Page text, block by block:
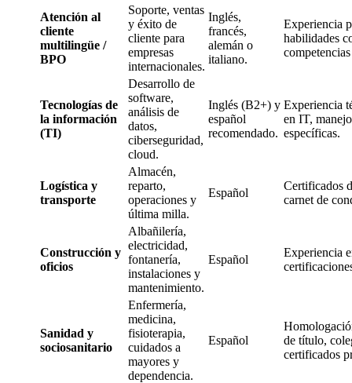
Atención al
cliente
multilingüe /
BPO
Soporte, ventas
y éxito de
cliente para
empresas
internacionales.
Inglés,
francés,
alemán o
italiano.
Experiencia
habilidades
Tecnologías de
la información
(TI)
Desarrollo de
software,
análisis de
datos,
ciberseguridad,
cloud.
Inglés (B2+) y
español
recomendado.
Experiencia
en IT,
específicas.
Logística y
transporte
Almacén,
reparto,
operaciones y
última milla.
Español
Certificados
carnet de
Construcción y
oficios
Albañilería,
electricidad,
fontanería,
instalaciones y
mantenimiento.
Español
Experiencia
Sanidad y
sociosanitario
Enfermería,
medicina,
fisioterapia,
cuidados a
mayores y
dependencia.
Español
de título,
certificados